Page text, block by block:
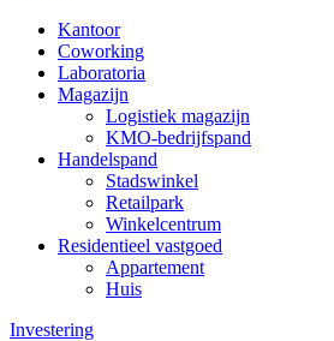
Kantoor
Coworking
Laboratoria
Magazijn
Logistiek magazijn
KMO-bedrijfspand
Handelspand
Stadswinkel
Retailpark
Winkelcentrum
Residentieel vastgoed
Appartement
Huis
Investering